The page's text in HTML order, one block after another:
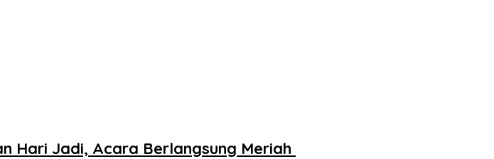
Hari Jadi, Acara Berlangsung Meriah